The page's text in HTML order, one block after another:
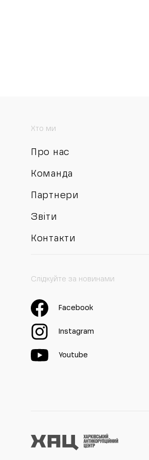
Хто ми
Про нас
Команда
Партнери
Звіти
Контакти
Слідкуйте за новинами
Facebook
Instagram
Youtube